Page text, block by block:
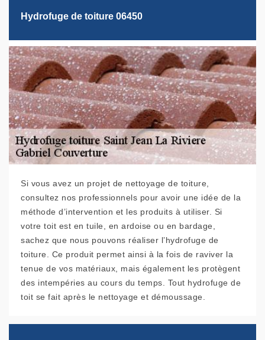
Hydrofuge de toiture 06450
Si vous avez un projet de nettoyage de toiture,
consultez nos professionnels pour avoir une idée de la
méthode d’intervention et les produits à utiliser. Si
votre toit est en tuile, en ardoise ou en bardage,
sachez que nous pouvons réaliser l’hydrofuge de
toiture. Ce produit permet ainsi à la fois de raviver la
tenue de vos matériaux, mais également les protègent
des intempéries au cours du temps. Tout hydrofuge de
toit se fait après le nettoyage et démoussage.